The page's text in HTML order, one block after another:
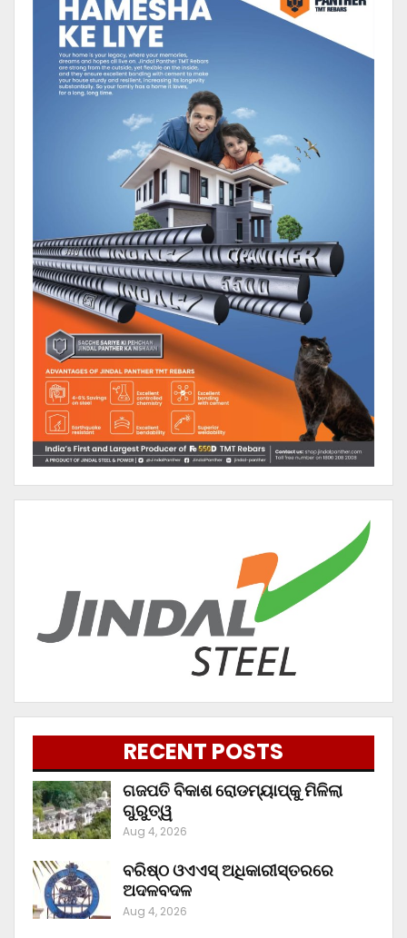
RECENT POSTS
ଗଜପତି ବିକାଶ ରୋଡମ୍ୟାପ୍‌କୁ ମିଳିଲା
ଗୁରୁତ୍ୱ
Aug 4, 2026
ବରିଷ୍ଠ ଓଏଏସ୍‌ ଅଧିକାରୀସ୍ତରରେ
ଅଦଳବଦଳ
Aug 4, 2026